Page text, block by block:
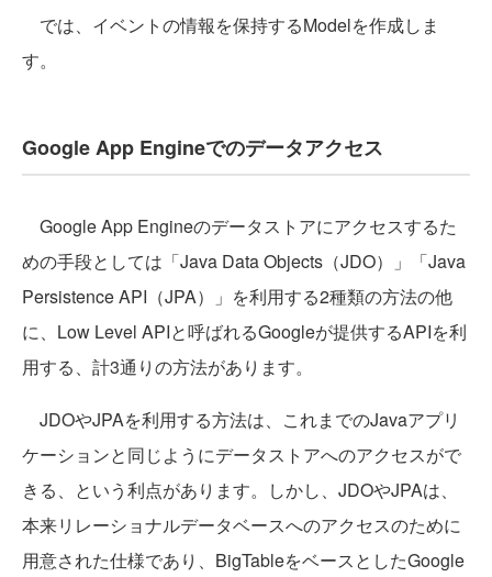
では、イベントの情報を保持するModelを作成しま
す。
Google App Engineでのデータアクセス
Google App Engineのデータストアにアクセスするた
めの手段としては「Java Data Objects（JDO）」「Java
Persistence API（JPA）」を利用する2種類の方法の他
に、Low Level APIと呼ばれるGoogleが提供するAPIを利
用する、計3通りの方法があります。
JDOやJPAを利用する方法は、これまでのJavaアプリ
ケーションと同じようにデータストアへのアクセスがで
きる、という利点があります。しかし、JDOやJPAは、
本来リレーショナルデータベースへのアクセスのために
用意された仕様であり、BigTableをベースとしたGoogle